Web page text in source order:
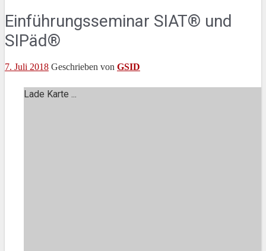
Einführungsseminar SIAT® und
SIPäd®
7. Juli 2018 Geschrieben von GSID
Lade Karte ...